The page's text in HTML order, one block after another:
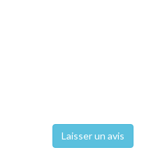
Laisser un avis